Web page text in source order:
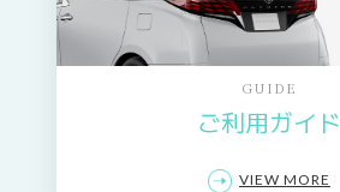
GUIDE
ご利用ガイド
VIEW MORE